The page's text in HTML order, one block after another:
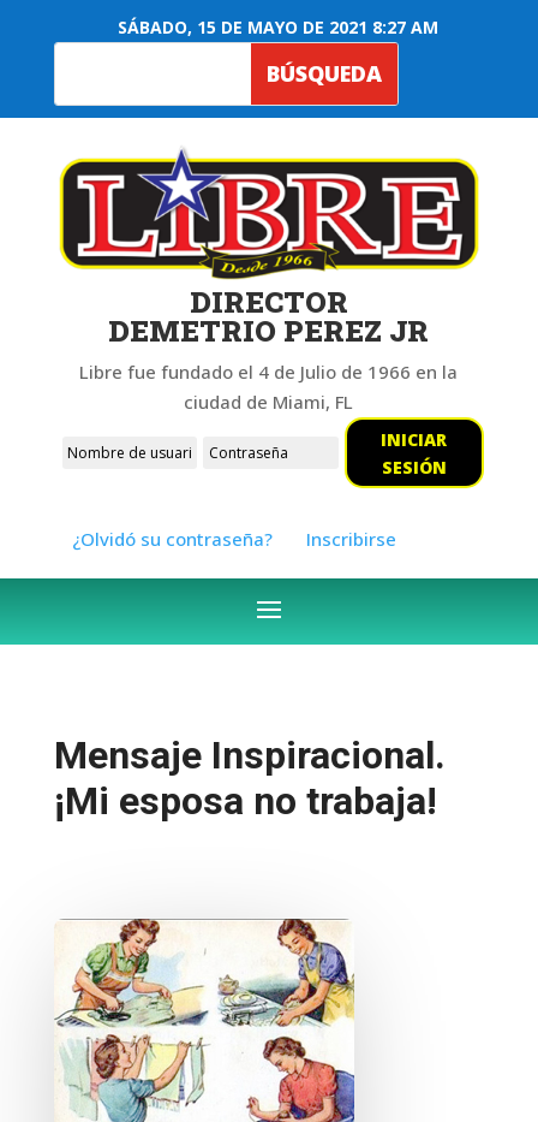
SÁBADO, 15 DE MAYO DE 2021 8:27 AM
DIRECTOR
DEMETRIO PEREZ JR
Libre fue fundado el 4 de Julio de 1966 en la
ciudad de Miami, FL
INICIAR
SESIÓN
¿Olvidó su contraseña? Inscribirse
Mensaje Inspiracional.
¡Mi esposa no trabaja!